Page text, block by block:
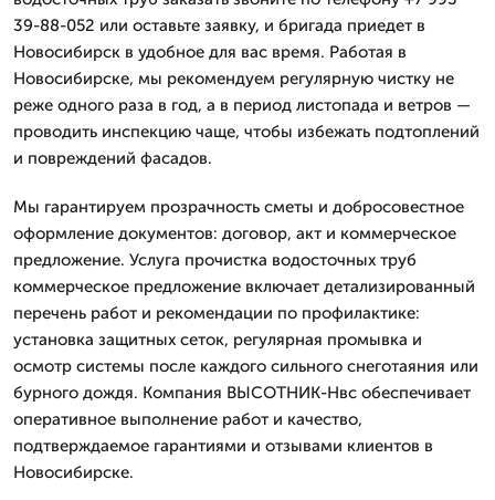
39-88-052 или оставьте заявку, и бригада приедет в
Новосибирск в удобное для вас время. Работая в
Новосибирске, мы рекомендуем регулярную чистку не
реже одного раза в год, а в период листопада и ветров —
проводить инспекцию чаще, чтобы избежать подтоплений
и повреждений фасадов.
Мы гарантируем прозрачность сметы и добросовестное
оформление документов: договор, акт и коммерческое
предложение. Услуга прочистка водосточных труб
коммерческое предложение включает детализированный
перечень работ и рекомендации по профилактике:
установка защитных сеток, регулярная промывка и
осмотр системы после каждого сильного снеготаяния или
бурного дождя. Компания ВЫСОТНИК-Нвс обеспечивает
оперативное выполнение работ и качество,
подтверждаемое гарантиями и отзывами клиентов в
Новосибирске.